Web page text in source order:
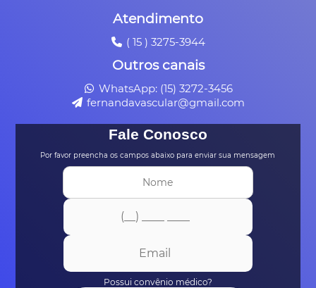
Atendimento
( 15 ) 3275-3944
Outros canais
WhatsApp: (15) 3272-3456
fernandavascular@gmail.com
Fale Conosco
Por favor preencha os campos abaixo para enviar sua mensagem
Possui convênio médico?